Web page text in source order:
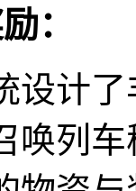
：
设计
唤列